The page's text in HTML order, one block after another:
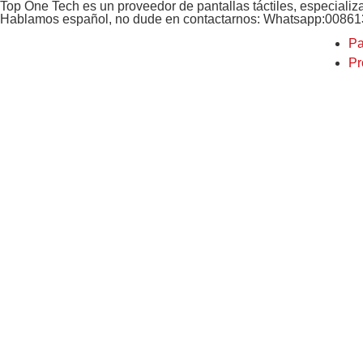
Top One Tech es un proveedor de pantallas táctiles,
Hablamos español, no dude en contactarnos: